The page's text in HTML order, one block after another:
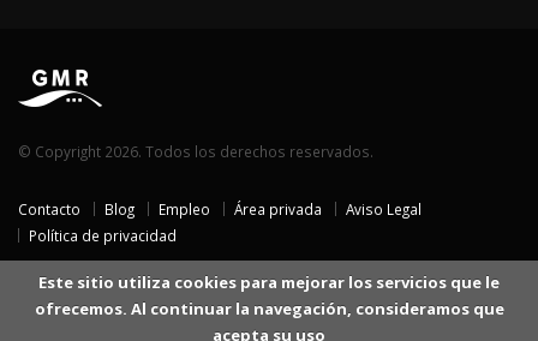
© Copyright 2026. Todos los derechos reservados.
Contacto Blog Empleo Área privada
Aviso Legal
Política de privacidad
Este sitio utiliza cookies para mejorar los servicios que le
ofrecemos. Al continuar la navegación, consideramos que
acepta su uso